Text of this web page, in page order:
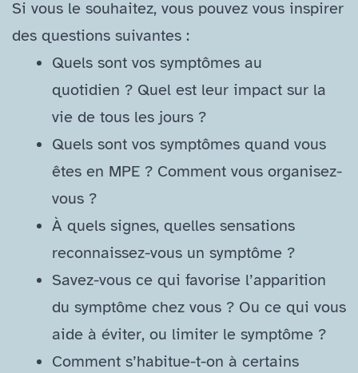
Si vous le souhaitez, vous pouvez vous inspirer
des questions suivantes :
Quels sont vos symptômes au
quotidien ? Quel est leur impact sur la
vie de tous les jours ?
Quels sont vos symptômes quand vous
êtes en MPE ? Comment vous organisez-
vous ?
À quels signes, quelles sensations
reconnaissez-​vous un symptôme ?
Savez-​vous ce qui favorise l’apparition
du symptôme chez vous ? Ou ce qui vous
aide à éviter, ou limiter le symptôme ?
Comment s’habitue-​t-​on à certains